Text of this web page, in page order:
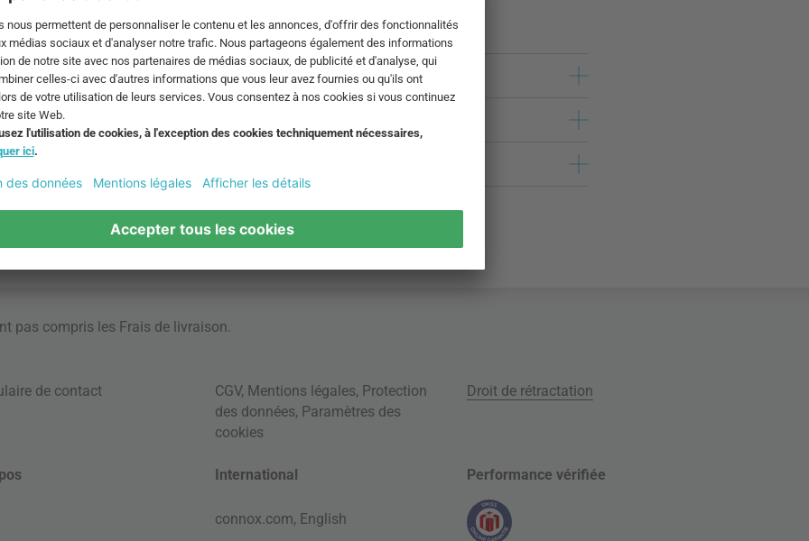
pas compris les Frais de livraison.
de contact CGV, Mentions légales, Protection
des données, Paramètres des
cookies
Droit de rétractation
International
connox.com, English
Performance vérifiée